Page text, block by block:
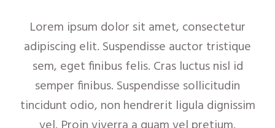
Lorem ipsum dolor sit amet, consectetur
adipiscing elit. Suspendisse auctor tristique
sem, eget finibus felis. Cras luctus nisl id
semper finibus. Suspendisse sollicitudin
tincidunt odio, non hendrerit ligula dignissim